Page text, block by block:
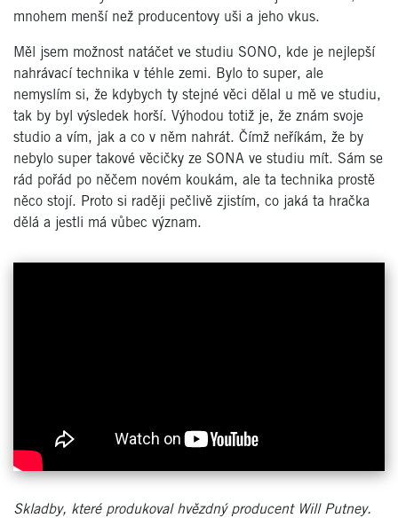
mnohem menší než producentovy uši a jeho vkus.
Měl jsem možnost natáčet ve studiu SONO, kde je nejlepší
nahrávací technika v téhle zemi. Bylo to super, ale
nemyslím si, že kdybych ty stejné věci dělal u mě ve studiu,
tak by byl výsledek horší. Výhodou totiž je, že znám svoje
studio a vím, jak a co v něm nahrát. Čímž neříkám, že by
nebylo super takové věcičky ze SONA ve studiu mít. Sám se
rád pořád po něčem novém koukám, ale ta technika prostě
něco stojí. Proto si raději pečlivě zjistím, co jaká ta hračka
dělá a jestli má vůbec význam.
Skladby, které produkoval hvězdný producent Will Putney.